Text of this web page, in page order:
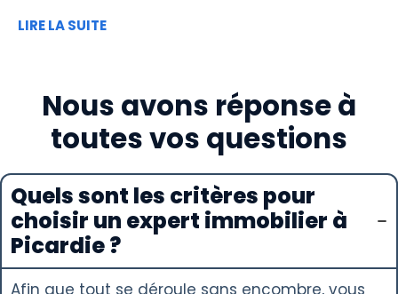
LIRE LA SUITE
Nous avons réponse à
toutes vos questions
Quels sont les critères pour
choisir un expert immobilier à
Picardie ?
Afin que tout se déroule sans encombre, vous